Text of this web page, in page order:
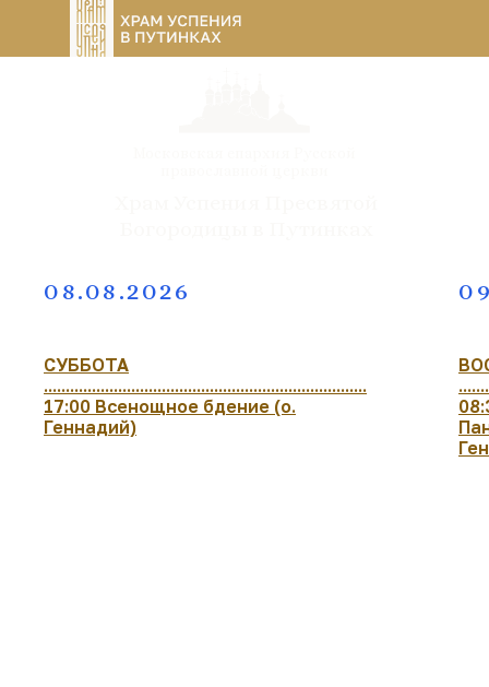
08.08.2026
СУББОТА
..........................................................................
17:00 Всенощное бдение (о.
Геннадий)